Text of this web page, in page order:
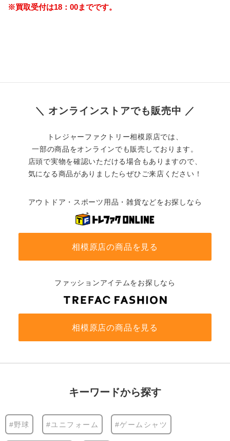
※買取受付は18：00までです。
＼ オンラインストアでも販売中 ／
トレジャーファクトリー相模原店では、
一部の商品をオンラインでも販売しております。
店頭で実物を確認いただける場合もありますので、
気になる商品がありましたらぜひご来店ください！
アウトドア・スポーツ用品・雑貨などをお探しなら
相模原店の商品を見る
ファッションアイテムをお探しなら
相模原店の商品を見る
キーワードから探す
#野球 #ユニフォーム #ゲームシャツ